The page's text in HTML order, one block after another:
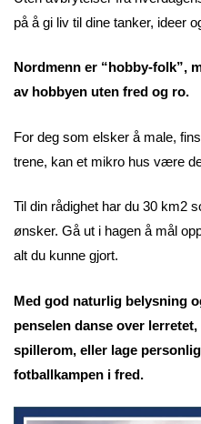
på å gi liv til dine tanker, ideer
Nordmenn er “hobby-folk”,
av hobbyen uten fred og ro.
For deg som elsker å male,
trene, kan et mikro hus være
Til din rådighet har du 30 km2
ønsker. Gå ut i hagen å mål
alt du kunne gjort.
Med god naturlig belysning
penselen danse over
spillerom, eller lage
fotballkampen i fred.